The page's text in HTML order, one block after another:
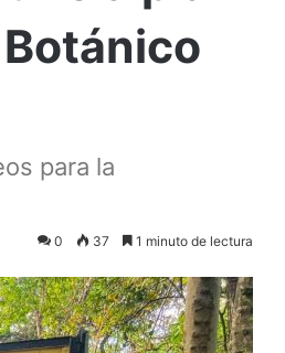
para la
0 37 1 minuto de lectura